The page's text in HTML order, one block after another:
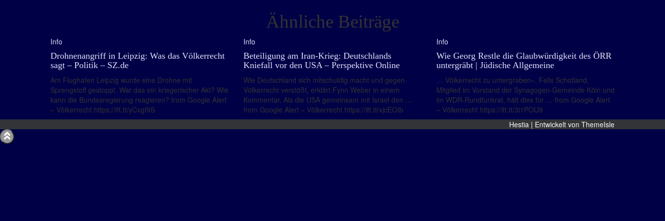
Ähnliche Beiträge
Info
Drohnenangriff in Leipzig: Was das Völkerrecht
sagt – Politik – SZ.de
Am Flughafen Leipzig wurde eine Drohne mit
Sprengstoff gestoppt. War das ein kriegerischer Akt? Wie
kann die Bundesregierung reagieren? from Google Alert
– Völkerrecht https://ift.tt/yCxgI9S
Info
Beteiligung am Iran-Krieg: Deutschlands
Kniefall vor den USA – Perspektive Online
Wie Deutschland sich mitschuldig macht und gegen
Völkerrecht verstößt, erklärt Fynn Weber in einem
Kommentar. Als die USA gemeinsam mit Israel den …
from Google Alert – Völkerrecht https://ift.tt/xjcEOIb
Info
Wie Georg Restle die Glaubwürdigkeit des ÖRR
untergräbt | Jüdische Allgemeine
… Völkerrecht zu untergraben«. Felix Schotland,
Mitglied im Vorstand der Synagogen-Gemeinde Köln und
im WDR-Rundfunkrat, hält dies für … from Google Alert
– Völkerrecht https://ift.tt/3i1POU9
Hestia | Entwickelt von ThemeIsle